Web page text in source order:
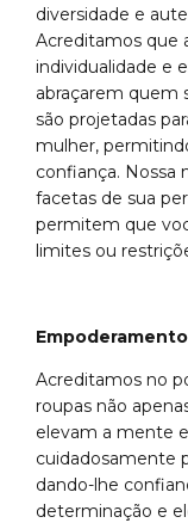
diversidade e
Acreditamos que
individualidade e
abraçarem quem
são projetadas
mulher,
confiança. Nossa
facetas de sua
permitem que
limites ou
Acreditamos no
roupas não
elevam a mente
cuidadosamente
dando-lhe
determinação e